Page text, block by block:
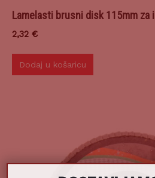
Lamelasti brusni disk 115mm za
2,32 €
Dodaj u košaricu